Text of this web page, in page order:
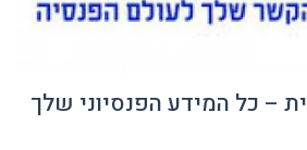
– כל המידע הפנסיוני שלך